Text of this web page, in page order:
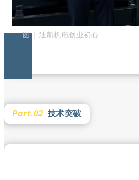
图 | 迪凯机电创业初心
Part.02 技术突破